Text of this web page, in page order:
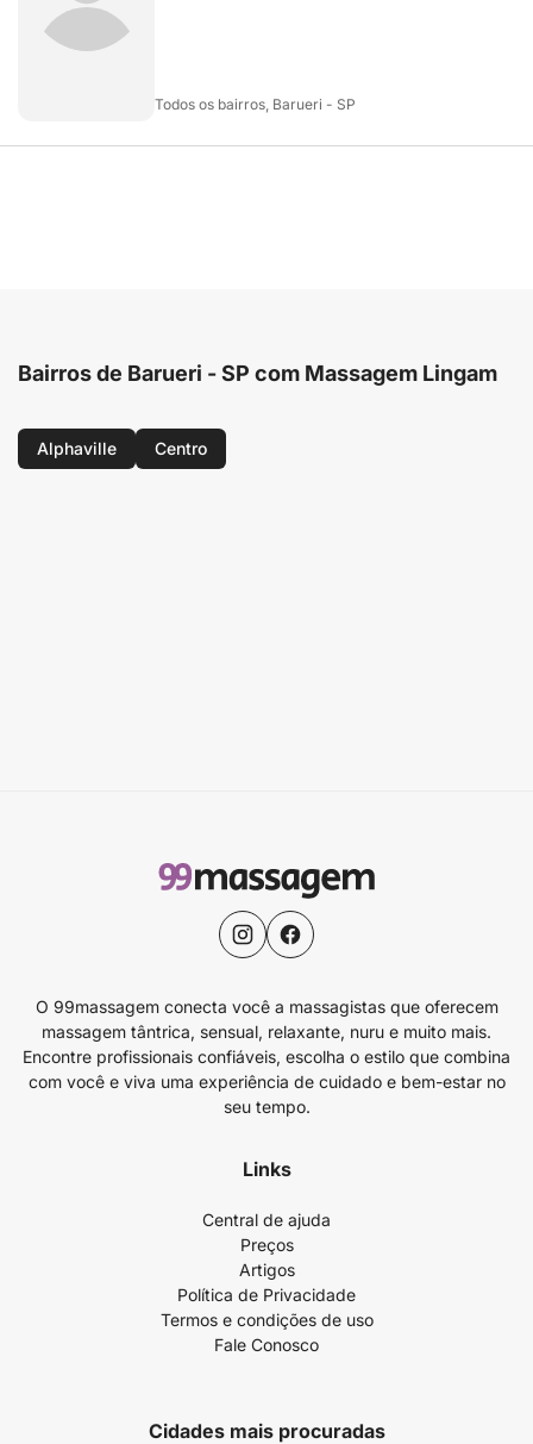
Todos os bairros, Barueri - SP
Bairros de Barueri - SP com Massagem Lingam
Alphaville Centro
O 99massagem conecta você a massagistas que oferecem
massagem tântrica, sensual, relaxante, nuru e muito mais.
Encontre profissionais confiáveis, escolha o estilo que combina
com você e viva uma experiência de cuidado e bem-estar no
seu tempo.
Links
Central de ajuda
Preços
Artigos
Política de Privacidade
Termos e condições de uso
Fale Conosco
Cidades mais procuradas